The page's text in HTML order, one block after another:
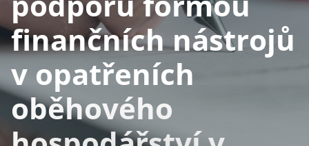
finančních nástrojů
v opatřeních
oběhového